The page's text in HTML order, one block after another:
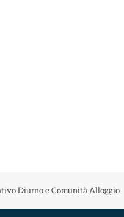
Diurno e Comunità Alloggio